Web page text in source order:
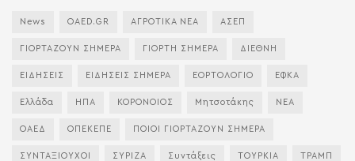
News OAED.GR ΑΓΡΟΤΙΚΑ ΝΕΑ ΑΣΕΠ
ΓΙΟΡΤΑΖΟΥΝ ΣΗΜΕΡΑ ΓΙΟΡΤΗ ΣΗΜΕΡΑ ΔΙΕΘΝΗ
ΕΙΔΗΣΕΙΣ ΕΙΔΗΣΕΙΣ ΣΗΜΕΡΑ ΕΟΡΤΟΛΟΓΙΟ ΕΦΚΑ
Ελλάδα ΗΠΑ ΚΟΡΟΝΟΙΟΣ Μητσοτάκης ΝΕΑ
ΟΑΕΔ ΟΠΕΚΕΠΕ ΠΟΙΟΙ ΓΙΟΡΤΑΖΟΥΝ ΣΗΜΕΡΑ
ΣΥΝΤΑΞΙΟΥΧΟΙ ΣΥΡΙΖΑ Συντάξεις ΤΟΥΡΚΙΑ ΤΡΑΜΠ